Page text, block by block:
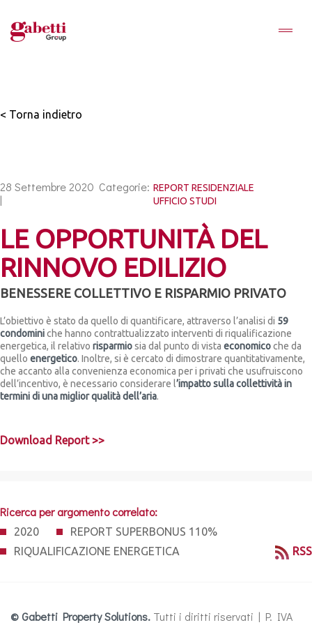
< Torna indietro
28 Settembre 2020
|
Categorie: REPORT RESIDENZIALE
UFFICIO STUDI
LE OPPORTUNITÀ DEL
RINNOVO EDILIZIO
BENESSERE COLLETTIVO E RISPARMIO PRIVATO
L’obiettivo è stato da quello di quantificare, attraverso l’analisi di 59
condominiche hanno contrattualizzato interventi di riqualificazione
energetica, il relativo risparmiosia dal punto di vista economicoche da
quello energetico. Inoltre, si è cercato di dimostrare quantitativamente,
che accanto alla convenienza economica per i privati che usufruiscono
dell’incentivo, è necessario considerare l’impatto sulla collettività in
termini di una miglior qualità dell’aria.
Download Report >>
Ricerca per argomento correlato:
2020
REPORT SUPERBONUS 110%
RIQUALIFICAZIONE ENERGETICA
RSS
© Gabetti Property Solutions. Tutti i diritti riservati | P. IVA